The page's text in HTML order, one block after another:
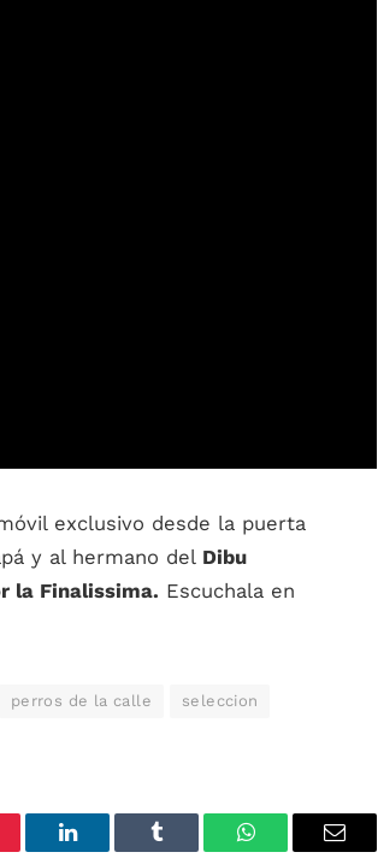
exclusivo desde la puerta
y al hermano del Dibu
la Finalissima. Escuchala en
perros de la calle seleccion
LinkedIn Tumblr WhatsAppEmail